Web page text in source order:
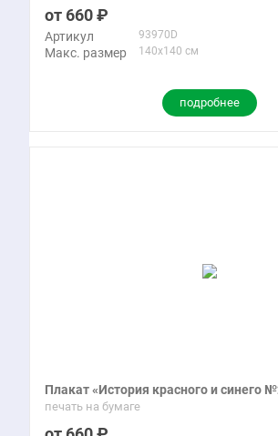
660
Артикул 93970D
Макс. размер 140x140 см
подробнее
Плакат «История красного и синего
печать на бумаге